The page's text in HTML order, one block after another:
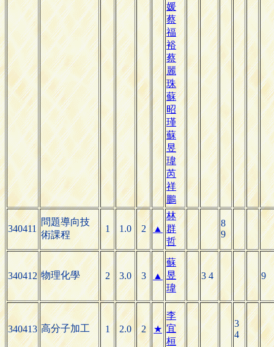
媛
蔡
福
裕
蔡
麗
珠
蘇
昭
瑾
蘇
昱
瑋
芮
祥
鵬
340411
問題導向技
術課程
1 1.0 2 ▲
林
群
哲
8
9
340412 物理化學 2 3.0 3 ▲
蘇
昱
瑋
3 4 9
340413 高分子加工 1 2.0 2 ★
李
宜
桓
3
4